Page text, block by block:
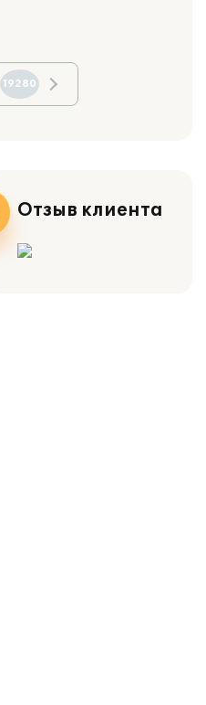
19280
Отзыв клиента